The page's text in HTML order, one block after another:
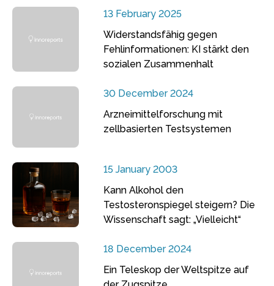
13 February 2025
Widerstandsfähig gegen
Fehlinformationen: KI stärkt den
sozialen Zusammenhalt
30 December 2024
Arzneimittelforschung mit
zellbasierten Testsystemen
15 January 2003
Kann Alkohol den
Testosteronspiegel steigern? Die
Wissenschaft sagt: „Vielleicht“
18 December 2024
Ein Teleskop der Weltspitze auf